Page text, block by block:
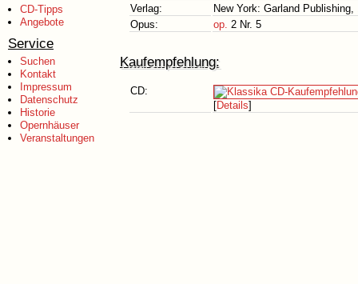
CD-Tipps
Angebote
Service
Suchen
Kontakt
Impressum
Datenschutz
Historie
Opernhäuser
Veranstaltungen
Verlag:
New York: Garland Publishing,
Opus:
op. 2 Nr. 5
Kaufempfehlung:
CD:
[Details]